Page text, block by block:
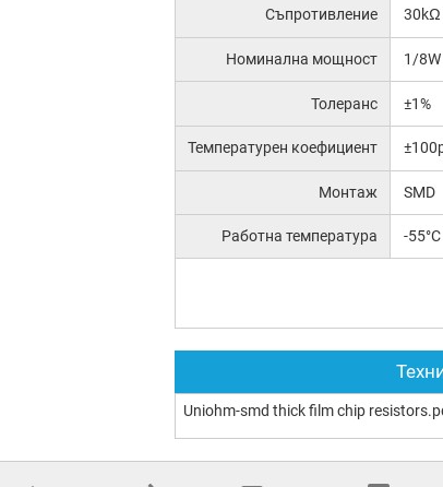
Съпротивление 30kΩ
Номинална мощност 1/8W
Толеранс ±1%
Температурен коефициент
Монтаж SMD
Работна температура -
Uniohm-smd thick film chip